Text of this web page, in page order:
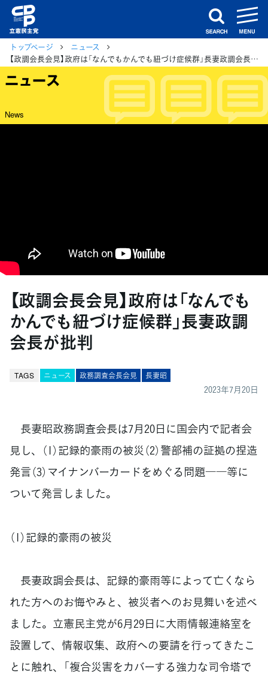
search
トップページ
ニュース
【政調会長会見】政府は「なんでもかんでも紐づけ症候群」長妻政調会長が批判
ニュース
News
【政調会長会見】政府は「なんでも
かんでも紐づけ症候群」長妻政調
会長が批判
TAGS ニュース 政務調査会長会見 長妻昭
2023年7月20日
長妻昭政務調査会長は7月20日に国会内で記者会
見し、（1）記録的豪雨の被災（2）警部補の証拠の捏造
発言（3）マイナンバーカードをめぐる問題――等に
ついて発言しました。
（1）記録的豪雨の被災
長妻政調会長は、記録的豪雨等によって亡くなら
れた方へのお悔やみと、被災者へのお見舞いを述べ
ました。立憲民主党が6月29日に大雨情報連絡室を
設置して、情報収集、政府への要請を行ってきたこ
とに触れ、「複合災害をカバーする強力な司令塔で